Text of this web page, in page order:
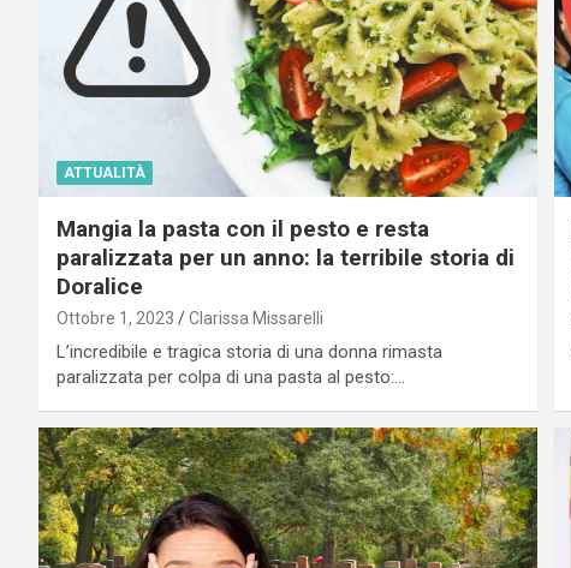
ATTUALITÀ
Mangia la pasta con il pesto e resta
paralizzata per un anno: la terribile storia di
Doralice
Ottobre 1, 2023 Clarissa Missarelli
L’incredibile e tragica storia di una donna rimasta
paralizzata per colpa di una pasta al pesto:…